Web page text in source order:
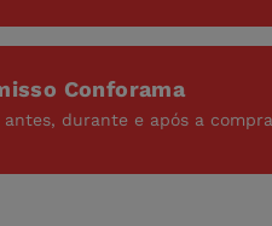
Conforama
antes, durante e após a